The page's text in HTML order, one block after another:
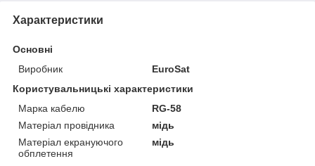
Характеристики
Основні
Виробник
EuroSat
Користувальницькі характеристики
Марка кабелю
RG-58
Матеріал провідника
мідь
Матеріал екрануючого
обплетення
мідь